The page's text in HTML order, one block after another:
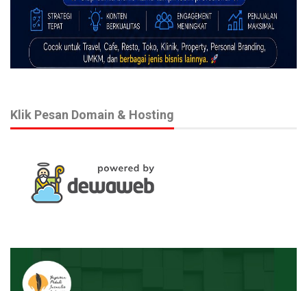
Klik Pesan Domain & Hosting